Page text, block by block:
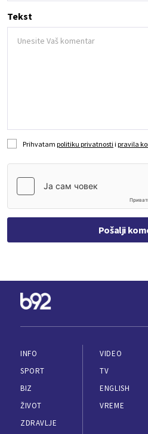
Tekst
Prihvatam politiku privatnosti i pravila
Pošalji
INFO
SPORT
BIZ
ŽIVOT
ZDRAVLJE
VIDEO
TV
ENGLISH
VREME